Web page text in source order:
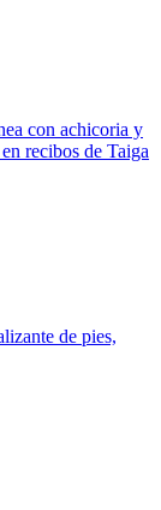
con achicoria y
recibos de Taiga
de pies,